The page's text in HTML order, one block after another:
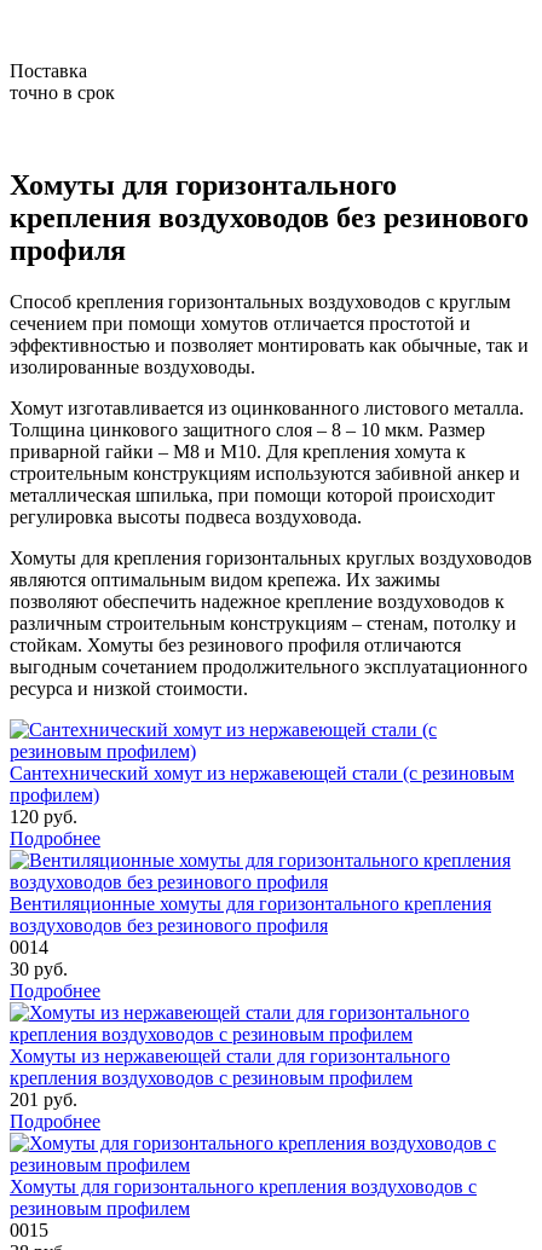
Поставка
точно в срок
Хомуты для горизонтального
крепления воздуховодов без резинового
профиля
Способ крепления горизонтальных воздуховодов с круглым
сечением при помощи хомутов отличается простотой и
эффективностью и позволяет монтировать как обычные, так и
изолированные воздуховоды.
Хомут изготавливается из оцинкованного листового металла.
Толщина цинкового защитного слоя – 8 – 10 мкм. Размер
приварной гайки – М8 и М10. Для крепления хомута к
строительным конструкциям используются забивной анкер и
металлическая шпилька, при помощи которой происходит
регулировка высоты подвеса воздуховода.
Хомуты для крепления горизонтальных круглых воздуховодов
являются оптимальным видом крепежа. Их зажимы
позволяют обеспечить надежное крепление воздуховодов к
различным строительным конструкциям – стенам, потолку и
стойкам. Хомуты без резинового профиля отличаются
выгодным сочетанием продолжительного эксплуатационного
ресурса и низкой стоимости.
Сантехнический хомут из нержавеющей стали (с резиновым
профилем)
120 руб.
Подробнее
Вентиляционные хомуты для горизонтального крепления
воздуховодов без резинового профиля
0014
30 руб.
Подробнее
Хомуты из нержавеющей стали для горизонтального
крепления воздуховодов с резиновым профилем
201 руб.
Подробнее
Хомуты для горизонтального крепления воздуховодов с
резиновым профилем
0015